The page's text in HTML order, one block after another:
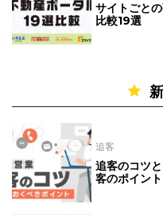
サイトごと
比較19選
追客
追客のコツ
客のポイント